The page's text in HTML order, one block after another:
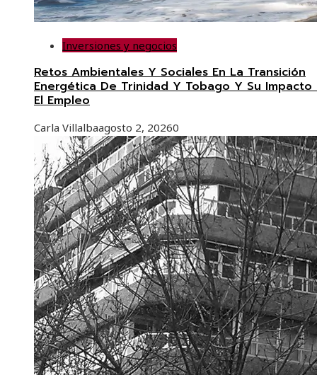
Inversiones y negocios
Retos Ambientales Y Sociales En La Transición
Energética De Trinidad Y Tobago Y Su Impacto
El Empleo
Carla Villalbaagosto 2, 20260